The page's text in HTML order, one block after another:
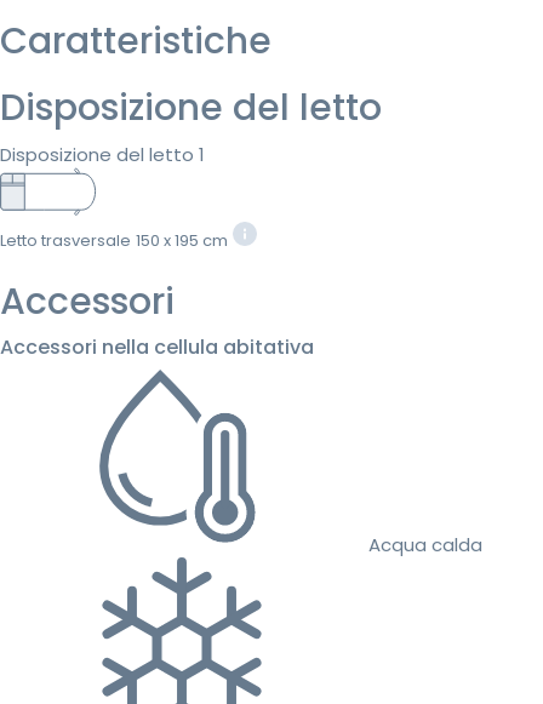
Caratteristiche
Disposizione del letto
Disposizione del letto 1
Letto trasversale 150 x 195 cm
Accessori
Accessori nella cellula abitativa
Acqua calda